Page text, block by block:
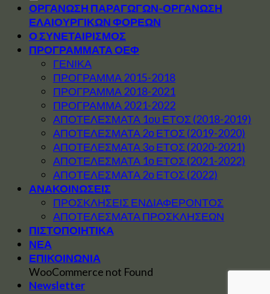
ΟΡΓΑΝΩΣΗ ΠΑΡΑΓΩΓΩΝ-ΟΡΓΑΝΩΣΗ
ΕΛΑΙΟΥΡΓΙΚΩΝ ΦΟΡΕΩΝ
Ο ΣΥΝΕΤΑΙΡΙΣΜΟΣ
ΠΡΟΓΡΑΜΜΑΤΑ ΟΕΦ
ΓΕΝΙΚΑ
ΠΡΟΓΡΑΜΜΑ 2015-2018
ΠΡΟΓΡΑΜΜΑ 2018-2021
ΠΡΟΓΡΑΜΜΑ 2021-2022
ΑΠΟΤΕΛΕΣΜΑΤΑ 1ου ΕΤΟΣ (2018-2019)
ΑΠΟΤΕΛΕΣΜΑΤΑ 2ο ΕΤΟΣ (2019-2020)
ΑΠΟΤΕΛΕΣΜΑΤΑ 3o ΕΤΟΣ (2020-2021)
ΑΠΟΤΕΛΕΣΜΑΤΑ 1ο ΕΤΟΣ (2021-2022)
ΑΠΟΤΕΛΕΣΜΑΤΑ 2ο ΕΤΟΣ (2022)
ΑΝΑΚΟΙΝΩΣΕΙΣ
ΠΡΟΣΚΛΗΣΕΙΣ ΕΝΔΙΑΦΕΡΟΝΤΟΣ
ΑΠΟΤΕΛΕΣΜΑΤΑ ΠΡΟΣΚΛΗΣΕΩΝ
ΠΙΣΤΟΠΟΙΗΤΙΚΑ
ΝΕΑ
ΕΠΙΚΟΙΝΩΝΙΑ
WooCommerce not Found
Newsletter